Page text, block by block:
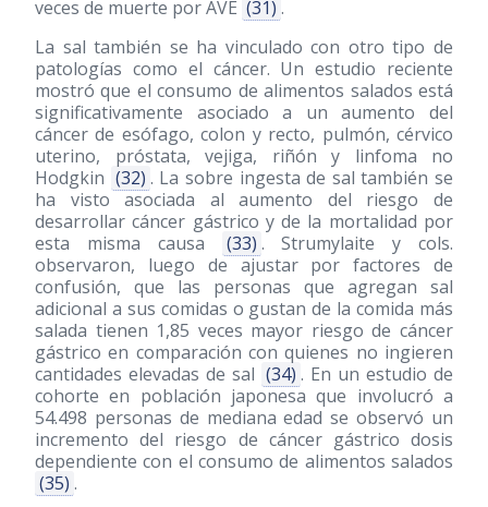
veces de muerte por AVE (31) .
La sal también se ha vinculado con otro tipo de
patologías como el cáncer. Un estudio reciente
mostró que el consumo de alimentos salados está
significativamente asociado a un aumento del
cáncer de esófago, colon y recto, pulmón, cérvico
uterino, próstata, vejiga, riñón y linfoma no
Hodgkin (32) . La sobre ingesta de sal también se
ha visto asociada al aumento del riesgo de
desarrollar cáncer gástrico y de la mortalidad por
esta misma causa
(33) . Strumylaite y cols.
observaron, luego de ajustar por factores de
confusión, que las personas que agregan sal
adicional a sus comidas o gustan de la comida más
salada tienen 1,85 veces mayor riesgo de cáncer
gástrico en comparación con quienes no ingieren
cantidades elevadas de sal (34) . En un estudio de
cohorte en población japonesa que involucró a
54.498 personas de mediana edad se observó un
incremento del riesgo de cáncer gástrico dosis
dependiente con el consumo de alimentos salados
(35) .